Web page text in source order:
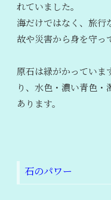
れていました。
海だけではなく、旅行
故や災害から身を守っ
原石は緑がかっていま
り、水色・濃い青色
あります。
石のパワー